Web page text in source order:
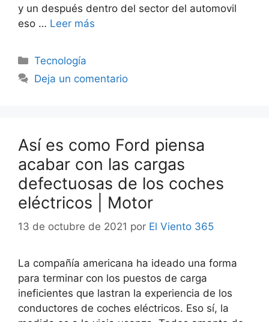
y un después dentro del sector del automovil
eso … Leer más
Categorías
Tecnología
Deja un comentario
Así es como Ford piensa
acabar con las cargas
defectuosas de los coches
eléctricos | Motor
13 de octubre de 2021 por El Viento 365
La compañía americana ha ideado una forma
para terminar con los puestos de carga
ineficientes que lastran la experiencia de los
conductores de coches eléctricos. Eso sí, la